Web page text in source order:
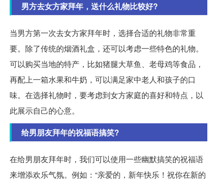
男方去女方家拜年，送什么礼物比较好?
当男方第一次去女方家拜年时，选择合适的礼物非常重
要。除了传统的烟酒礼盒，还可以考虑一些特色的礼物。
可以购买当地的特产，比如猪腿大草鱼、老母鸡等食品，
再配上一箱水果和牛奶，可以满足家中老人和孩子的口
味。在选择礼物时，要考虑到女方家庭的喜好和特点，以
此展示自己的心意。
给男朋友拜年的祝福语搞笑?
在给男朋友拜年时，我们可以使用一些幽默搞笑的祝福语
来增添欢乐气氛。例如：“亲爱的，新年快乐！祝你在新的